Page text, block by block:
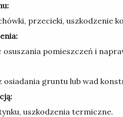
przecieki, uszkodzenie
osuszania pomieszczeń i
osiadania gruntu lub wad
uszkodzenia termiczne.